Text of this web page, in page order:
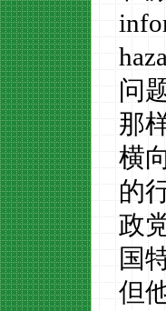
问
那
横
的
政
国
但